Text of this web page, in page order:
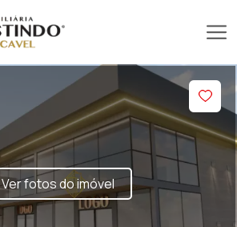
Ver fotos do imóvel